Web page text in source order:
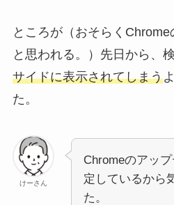
ところが（おそらく
と思われる。）先日から、
サイドに表示されてしまう
た。
けーさん
Chromeのアッ
定しているから
た。